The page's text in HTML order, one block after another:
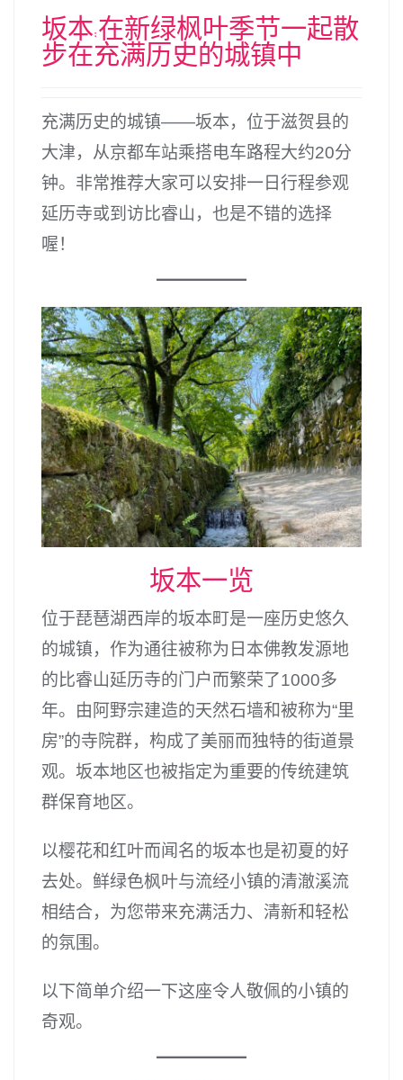
坂本:在新绿枫叶季节一起散
步在充满历史的城镇中
充满历史的城镇——坂本，位于滋贺县的
大津，从京都车站乘搭电车路程大约20分
钟。非常推荐大家可以安排一日行程参观
延历寺或到访比睿山，也是不错的选择
喔！
坂本一览
位于琵琶湖西岸的坂本町是一座历史悠久
的城镇，作为通往被称为日本佛教发源地
的比睿山延历寺的门户而繁荣了1000多
年。由阿野宗建造的天然石墙和被称为“里
房”的寺院群，构成了美丽而独特的街道景
观。坂本地区也被指定为重要的传统建筑
群保育地区。
以樱花和红叶而闻名的坂本也是初夏的好
去处。鲜绿色枫叶与流经小镇的清澈溪流
相结合，为您带来充满活力、清新和轻松
的氛围。
以下简单介绍一下这座令人敬佩的小镇的
奇观。